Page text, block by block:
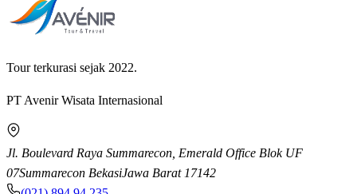
Tour terkurasi sejak 2022.
PT Avenir Wisata Internasional
Jl. Boulevard Raya Summarecon, Emerald Office Blok UF
07Summarecon BekasiJawa Barat 17142